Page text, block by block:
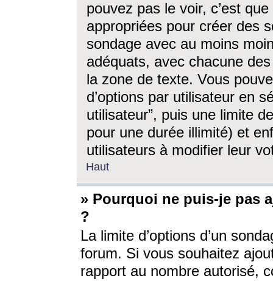
pouvez pas le voir, c’est
appropriées pour créer des
sondage avec au moins
adéquats, avec chacune
la zone de texte. Vous
d’options par utilisateur en
utilisateur”, puis une limite
pour une durée illimité) et
utilisateurs à modifier leur
Haut
» Pourquoi ne puis-je pas
?
La limite d’options d’un
forum. Si vous souhaitez
rapport au nombre autorisé,